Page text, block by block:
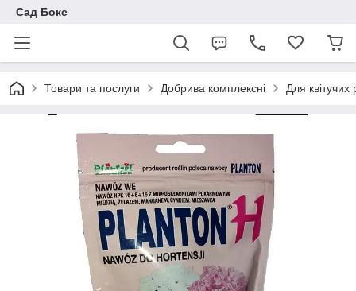
Сад Бокс
Товари та послуги Добрива комплексні Для квітучих